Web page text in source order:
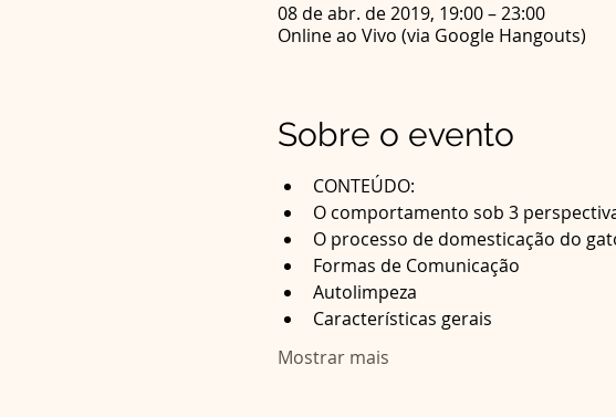
08 de abr. de 2019, 19:00 – 23:00
Online ao Vivo (via Google Hangouts)
Sobre o evento
CONTEÚDO:
Mostrar mais